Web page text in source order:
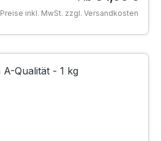
Preise inkl. MwSt. zzgl. Versandkosten